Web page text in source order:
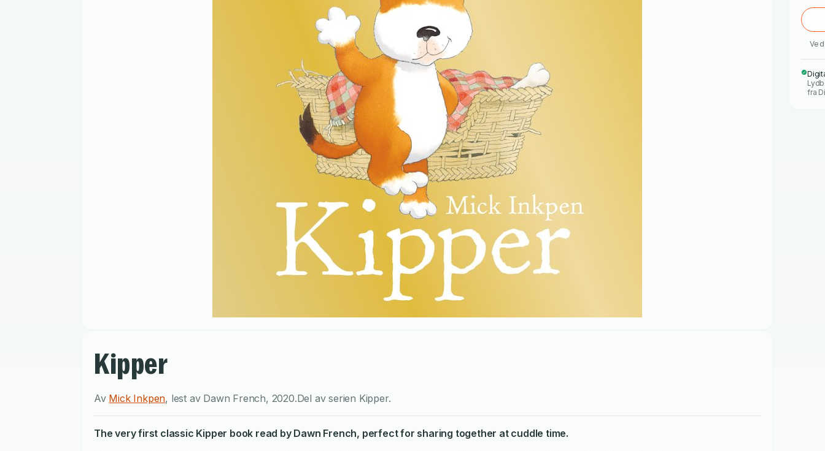
Kipper
Av Mick Inkpen, lest av Dawn French, 2020.Del av serien Kipper.
The very first classic Kipper book read by Dawn French, perfect for sharing together at cuddle time.
fra